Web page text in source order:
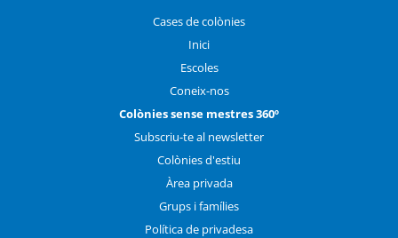
Cases de colònies
Inici
Escoles
Coneix-nos
Colònies sense mestres 360º
Subscriu-te al newsletter
Colònies d'estiu
Àrea privada
Grups i famílies
Política de privadesa